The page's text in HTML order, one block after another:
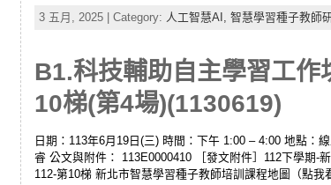
3 五月, 2025 | Category: 人工智慧AI, 智慧學習種子教師
B1.科技輔助自主學習工
10梯(第4場)(1130619)
日期：113年6月19日(三) 時間：下午 1:00 – 4:00 地點
睿 公文與附件： 113E0000410 ［發文附件］112下學期-
112-第10梯 新北市智慧學習種子教師培訓課程地圖（點我